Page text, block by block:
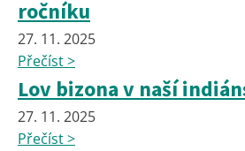
ročníku
27. 11. 2025
Přečíst >
Lov bizona v naší
27. 11. 2025
Přečíst >